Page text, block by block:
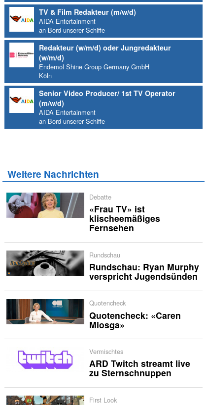
TV & Film Redakteur (m/w/d)
AIDA Entertainment
an Bord unserer Schiffe
Redakteur (w/m/d) oder Jungredakteur
(w/m/d)
Endemol Shine Group Germany GmbH
Köln
Senior Video Producer/ 1st TV Operator
(m/w/d)
AIDA Entertainment
an Bord unserer Schiffe
Weitere Nachrichten
Debatte
«Frau TV» ist
klischeemäßiges
Fernsehen
Rundschau
Rundschau: Ryan Murphy
verspricht Jugendsünden
Quotencheck
Quotencheck: «Caren
Miosga»
Vermischtes
ARD Twitch streamt live
zu Sternschnuppen
First Look